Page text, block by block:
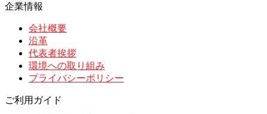
企業情報
会社概要
沿革
代表者挨拶
環境への取り組み
プライバシーポリシー
ご利用ガイド